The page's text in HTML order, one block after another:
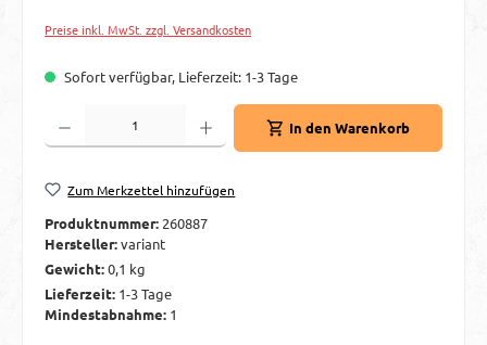
Preise inkl. MwSt. zzgl. Versandkosten
Sofort verfügbar, Lieferzeit: 1-3 Tage
Produkt Anzahl: Gib den gewünschten Wert ein oder benutze die Schaltflächen
In den Warenkorb
Zum Merkzettel hinzufügen
Produktnummer: 260887
Hersteller:variant
Gewicht:0,1 kg
Lieferzeit: 1-3 Tage
Mindestabnahme: 1